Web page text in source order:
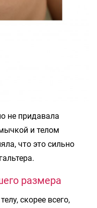
не придавала
и телом
что это сильно
размера
скорее всего,